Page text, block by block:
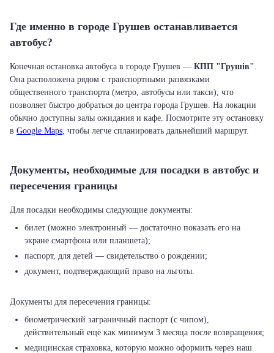
Где именно в городе Грушев останавливается
автобус?
Конечная остановка автобуса в городе Грушев — КПП "Грушів".
Она расположена рядом с транспортными развязками
общественного транспорта (метро, автобусы или такси), что
позволяет быстро добраться до центра города Грушев. На локации
обычно доступны залы ожидания и кафе. Посмотрите эту остановку
в Google Maps, чтобы легче спланировать дальнейший маршрут.
Документы, необходимые для посадки в автобус и
пересечения границы
билет (можно электронный — достаточно показать его на
экране смартфона или планшета);
паспорт, для детей — свидетельство о рождении;
документ, подтверждающий право на льготы.
биометрический заграничный паспорт (с чипом),
действительный ещё как минимум 3 месяца после возвращения;
медицинская страховка, которую можно оформить через наш